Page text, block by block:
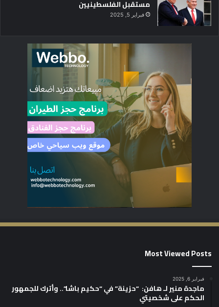
مستقبل الفلسطينيين
فبراير 5, 2025
Most Viewed Posts
فبراير 6, 2025
ماجدة منير لـ هافن: “حزينة” في “حكيم باشا”.. وأترك للجمهور
الحكم على شخصيتي